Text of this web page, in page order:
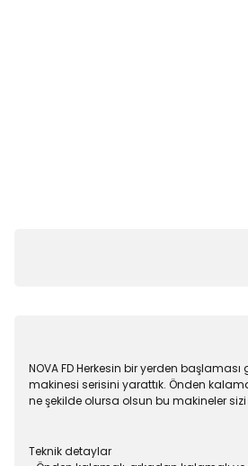
NOVA FD Herkesin bir yerden
makinesi serisini yarattık. Önden
ne şekilde olursa olsun bu makineler sizi
Teknik detaylar